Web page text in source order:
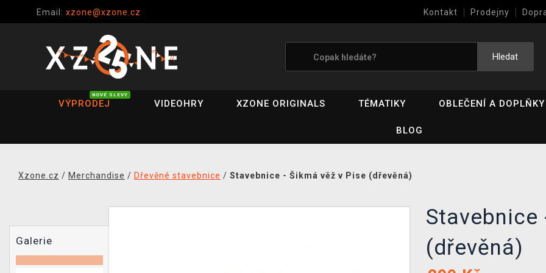
Email: xzone@xzone.cz Kontakt Prodejny
Hledat
VÝPRODEJ
NOVÉ SLEVY
VIDEOHRY XZONE ORIGINALS TÉMATIKY OBLEČENÍ A DOPLŇKY
BLOG
Xzone.cz / Merchandise / Dřevěné stavebnice / Stavebnice - Šikmá věž v Pise (dřevěná)
Galerie
Stavebnice
(dřevěná)